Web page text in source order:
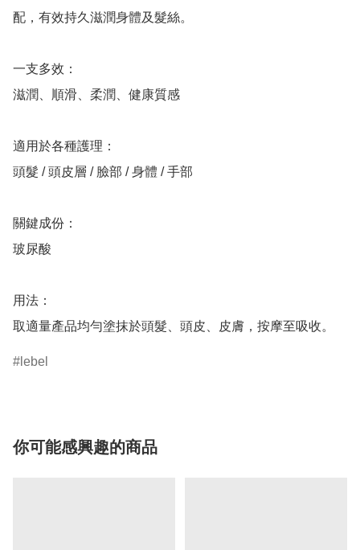
配，有效持久滋潤身體及髮絲。
一支多效：
滋潤、順滑、柔潤、健康質感
適用於各種護理：
頭髮 / 頭皮層 / 臉部 / 身體 / 手部
關鍵成份：
玻尿酸
用法：
lebel
你可能感興趣的商品